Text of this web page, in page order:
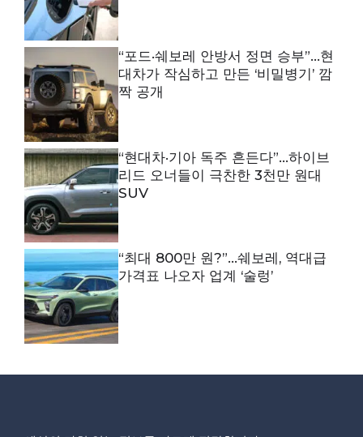
“포드·쉐보레 안방서 정면 승부”…현
대차가 작심하고 만든 ‘비밀병기’ 깜
짝 공개
“현대차·기아 독주 흔든다”…하이브
리드 오너들이 극찬한 3천만 원대
SUV
“최대 800만 원?”…쉐보레, 역대급
가격표 나오자 업계 ‘술렁’